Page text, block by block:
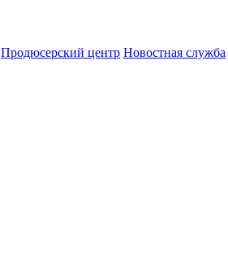
Продюсерский центр Новостная служба